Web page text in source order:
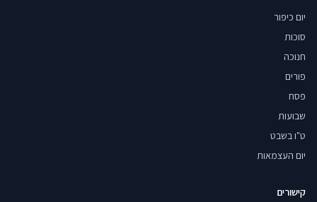
יום כיפור
סוכות
חנוכה
פורים
פסח
שבועות
ט"ו בשבט
יום העצמאות
קישורים